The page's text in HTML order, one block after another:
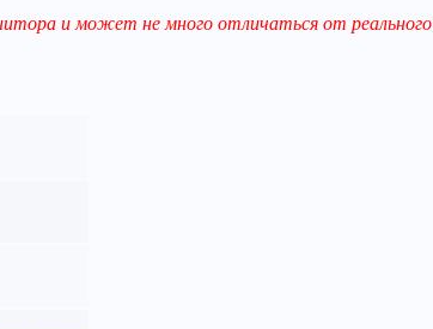
и может не много отличаться от реального